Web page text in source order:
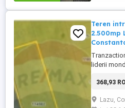
Teren
2.500mp
liderii
suprafata
este in
368,93
Lazu,